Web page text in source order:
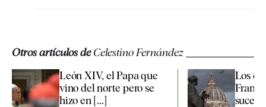
Otros artículos deCelestino Fernández
León XIV, el Papa que
vino del norte pero se
hizo en [...]
Los